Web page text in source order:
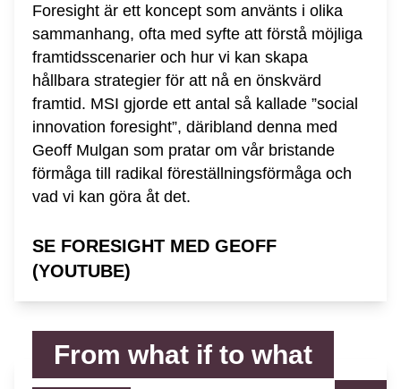
Foresight är ett koncept som använts i olika
sammanhang, ofta med syfte att förstå möjliga
framtidsscenarier och hur vi kan skapa
hållbara strategier för att nå en önskvärd
framtid. MSI gjorde ett antal så kallade ”social
innovation foresight”, däribland denna med
Geoff Mulgan som pratar om vår bristande
förmåga till radikal föreställningsförmåga och
vad vi kan göra åt det.
SE FORESIGHT MED GEOFF
(YOUTUBE)
From what if to what